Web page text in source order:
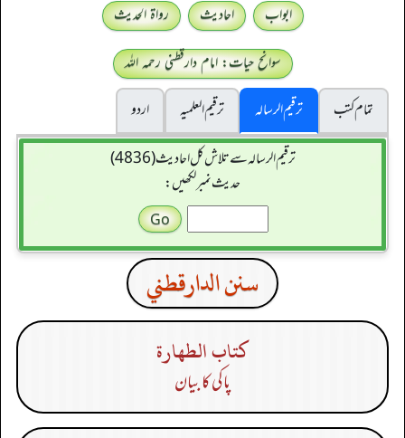
ابواب احادیث
رواۃ الحدیث
سوانح حیات: امام دارقطنی رحمہ اللہ
تمام کتب
ترقیم الرسالہ ترقیم العلمیہ
اردو
ترقیم الرسالہ سے تلاش کل احادیث (4836)
حدیث نمبر لکھیں:
سنن الدارقطني
كتاب الطهارة
پاکی کا بیان